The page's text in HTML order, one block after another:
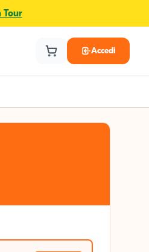
Tour
Accedi